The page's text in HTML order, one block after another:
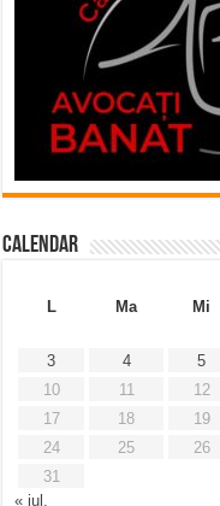
Calendar
L
Ma Mi
3
4 5
10
11 12
17
18 19
24
25 26
31
« iul.